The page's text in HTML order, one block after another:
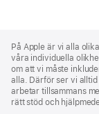
Footer
På Apple är vi alla
våra individuella
om att vi måste
alla. Därför ser vi
arbetar tillsammans
rätt stöd och